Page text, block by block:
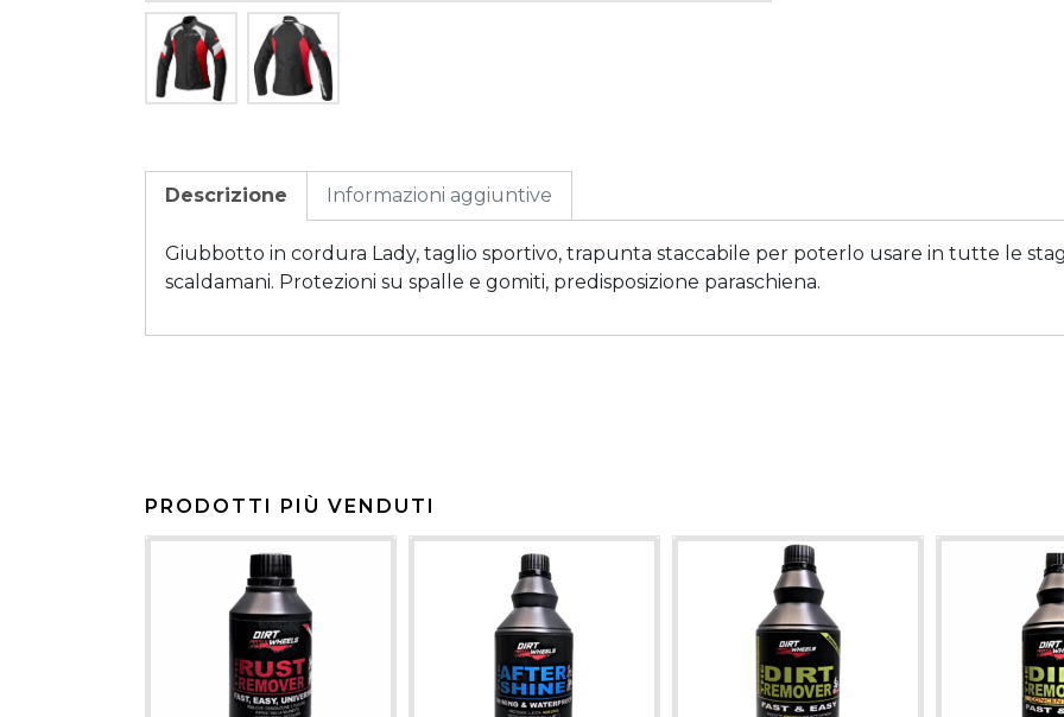
Descrizione Informazioni aggiuntive
Giubbotto in cordura Lady, taglio sportivo, trapunta staccabile per poterlo usare in tutte le
scaldamani. Protezioni su spalle e gomiti, predisposizione paraschiena.
PRODOTTI PIÙ VENDUTI